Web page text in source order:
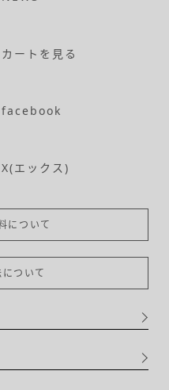
カートを見る
facebook
X(エックス)
について
ついて